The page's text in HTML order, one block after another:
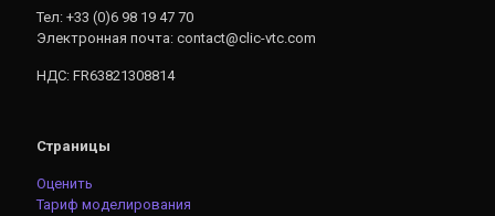
Тел: +33 (0)6 98 19 47 70
Электронная почта: contact@clic-vtc.com
НДС: FR63821308814
Страницы
Оценить
Тариф моделирования